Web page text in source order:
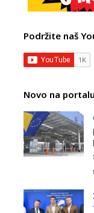
Podržite naš
Novo na portalu